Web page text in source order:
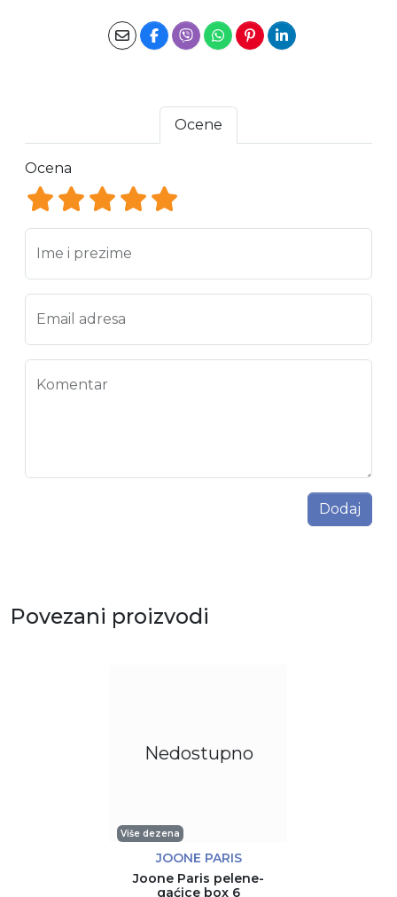
Ocene
Ocena
Ocena 5
Ocena 4
Ocena 3
Ocena 2
Ocena 1
Ime i prezime
Email adresa
Komentar
Dodaj
Povezani proizvodi
Nedostupno
Više dezena
JOONE PARIS
Joone Paris pelene-
gaćice box 6